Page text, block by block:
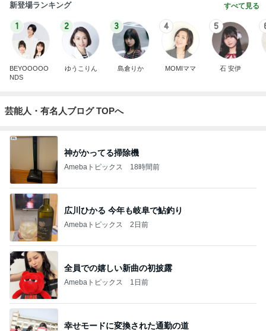
新登場ランキング すべて見る
1
BEYOOOOO
NDS
2
ゆうこりん
3
島倉りか
4
MOMIママ
5
石 安伊
芸能人・有名人ブログ TOPへ
神がかってる掃除機
Amebaトピックス 18時間前
広川ひかる 今年も岐阜で鮎釣り
Amebaトピックス 2日前
全員での嬉しい新曲の初披露
Amebaトピックス 1日前
幸せモードに変換された通勤の道